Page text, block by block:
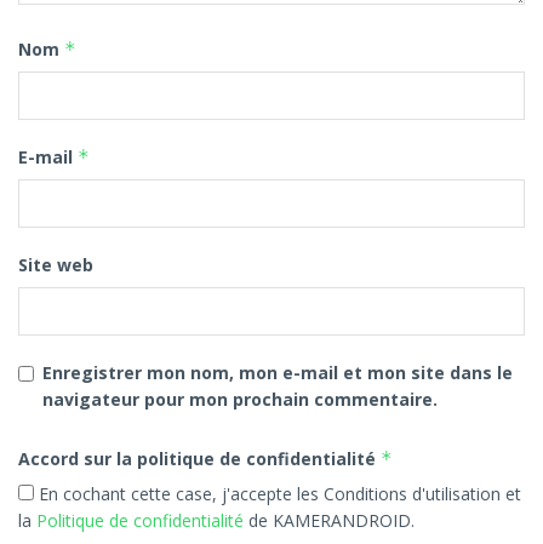
Nom *
E-mail *
Site web
Enregistrer mon nom, mon e-mail et mon site dans le
navigateur pour mon prochain commentaire.
Accord sur la politique de confidentialité *
En cochant cette case, j'accepte les Conditions d'utilisation et
la Politique de confidentialité de KAMERANDROID.